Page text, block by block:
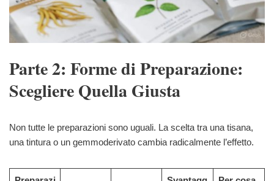
Parte 2: Forme di Preparazione:
Scegliere Quella Giusta
Non tutte le preparazioni sono uguali. La scelta tra una tisana,
una tintura o un gemmoderivato cambia radicalmente l’effetto.